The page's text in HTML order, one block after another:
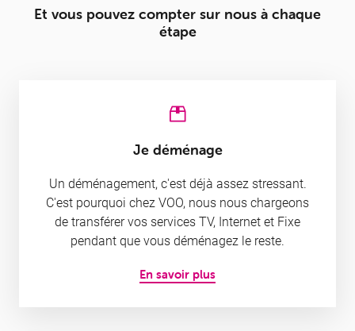
Demandez à la communauté
Et partagez vous aussi votre expérience et vos conseils.
Et vous pouvez compter sur nous à chaque
étape
Je déménage
Un déménagement, c'est déjà assez stressant.
C'est pourquoi chez VOO, nous nous chargeons
de transférer vos services TV, Internet et Fixe
pendant que vous déménagez le reste.
En savoir plus